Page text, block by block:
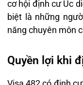
cơ hội định cư Úc
biệt là những
năng chuyên môn
Quyền lợi khi